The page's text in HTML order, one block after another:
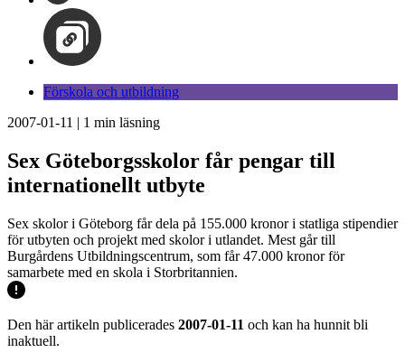
Förskola och utbildning
2007-01-11 | 1 min läsning
Sex Göteborgsskolor får pengar till
internationellt utbyte
Sex skolor i Göteborg får dela på 155.000 kronor i statliga stipendier
för utbyten och projekt med skolor i utlandet. Mest går till
Burgårdens Utbildningscentrum, som får 47.000 kronor för
samarbete med en skola i Storbritannien.
Den här artikeln publicerades 2007-01-11 och kan ha hunnit bli
inaktuell.